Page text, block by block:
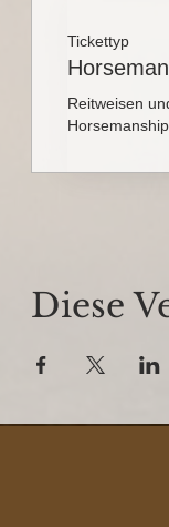
Tickettyp
Reitweisen
Diese